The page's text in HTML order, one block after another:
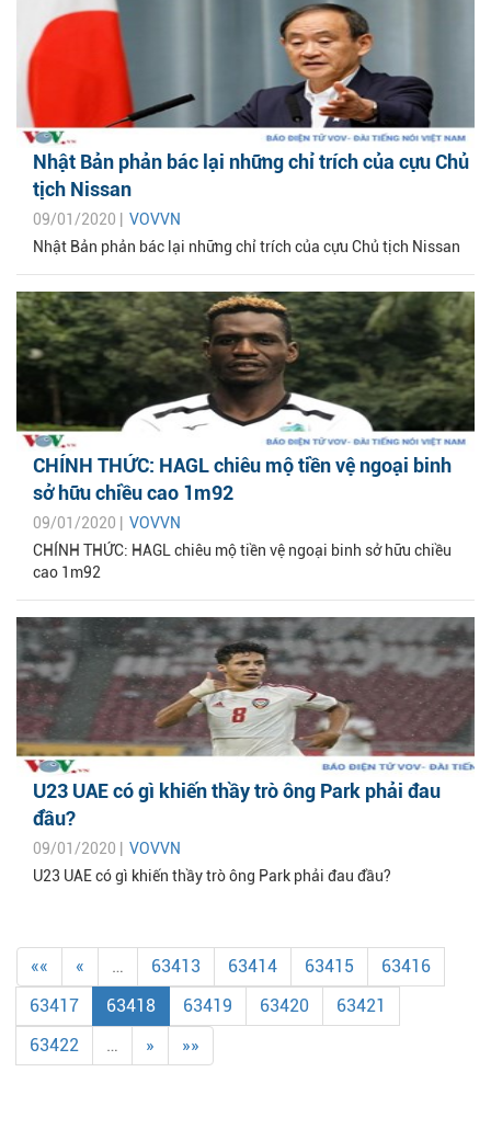
Nhật Bản phản bác lại những chỉ trích của cựu Chủ
tịch Nissan
09/01/2020 | VOVVN
Nhật Bản phản bác lại những chỉ trích của cựu Chủ tịch Nissan
CHÍNH THỨC: HAGL chiêu mộ tiền vệ ngoại binh
sở hữu chiều cao 1m92
09/01/2020 | VOVVN
CHÍNH THỨC: HAGL chiêu mộ tiền vệ ngoại binh sở hữu chiều
cao 1m92
U23 UAE có gì khiến thầy trò ông Park phải đau
đầu?
09/01/2020 | VOVVN
U23 UAE có gì khiến thầy trò ông Park phải đau đầu?
«« « … 63413 63414 63415
63416
63417
63418 63419 63420
63421
63422
… » »»